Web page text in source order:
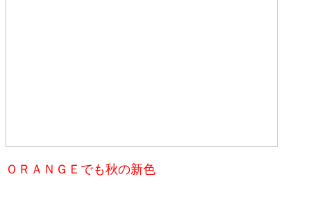
ＯＲＡＮＧＥでも秋の新色